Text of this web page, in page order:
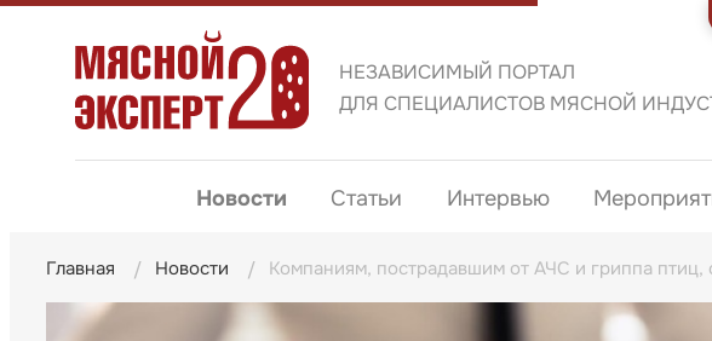
НЕЗАВИСИМЫЙ ПОРТАЛ
ДЛЯ СПЕЦИАЛИСТОВ МЯСНОЙ
Новости Статьи Интервью
Главная Новости Компаниям, пострадавшим от АЧС и гриппа птиц,